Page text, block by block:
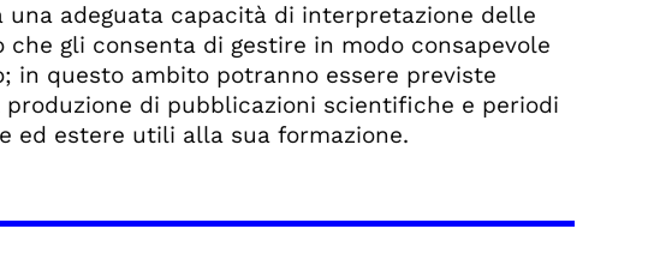
adeguata capacità di interpretazione delle
gli consenta di gestire in modo consapevole
in questo ambito potranno essere previste
di pubblicazioni scientifiche e periodi
ed estere utili alla sua formazione.